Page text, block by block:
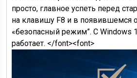
просто, главное успеть перед
на клавишу F8 и в появившемся
«безопасный режим”. С Windows
работает. </font><font>